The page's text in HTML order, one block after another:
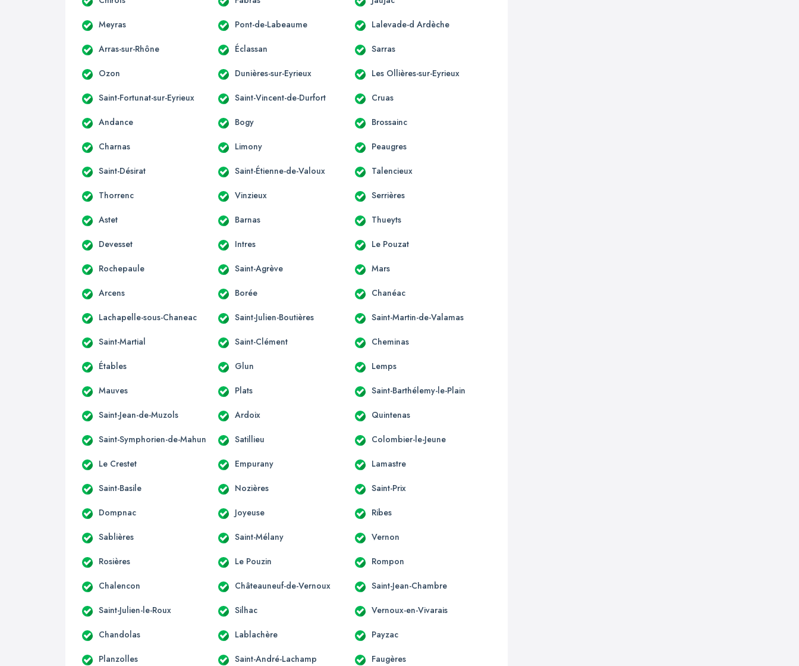
Meyras Pont-de-Labeaume Lalevade-d Ardèche
Arras-sur-Rhône Éclassan Sarras
Ozon Dunières-sur-Eyrieux Les Ollières-sur-Eyrieux
Saint-Fortunat-sur-Eyrieux Saint-Vincent-de-Durfort Cruas
Andance Bogy Brossainc
Charnas Limony Peaugres
Saint-Désirat Saint-Étienne-de-Valoux Talencieux
Thorrenc Vinzieux Serrières
Astet Barnas Thueyts
Devesset Intres Le Pouzat
Rochepaule Saint-Agrève Mars
Arcens Borée Chanéac
Lachapelle-sous-Chaneac Saint-Julien-Boutières Saint-Martin-de-Valamas
Saint-Martial Saint-Clément Cheminas
Étables Glun Lemps
Mauves Plats Saint-Barthélemy-le-Plain
Saint-Jean-de-Muzols Ardoix Quintenas
Saint-Symphorien-de-Mahun Satillieu Colombier-le-Jeune
Le Crestet Empurany Lamastre
Saint-Basile Nozières Saint-Prix
Dompnac Joyeuse Ribes
Sablières Saint-Mélany Vernon
Rosières Le Pouzin Rompon
Chalencon Châteauneuf-de-Vernoux Saint-Jean-Chambre
Saint-Julien-le-Roux Silhac Vernoux-en-Vivarais
Chandolas Lablachère Payzac
Planzolles Saint-André-Lachamp Faugères